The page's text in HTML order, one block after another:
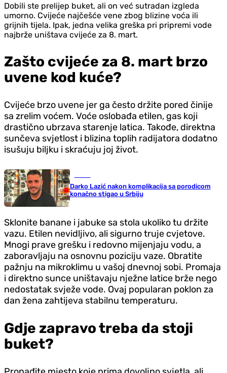
Dobili ste prelijep buket, ali on već sutradan izgleda
umorno. Cvijeće najčešće vene zbog blizine voća ili
grijnih tijela. Ipak, jedna velika greška pri pripremi vode
najbrže uništava cvijeće za 8. mart.
Zašto cvijeće za 8. mart brzo
uvene kod kuće?
Cvijeće brzo uvene jer ga često držite pored činije
sa zrelim voćem. Voće oslobađa etilen, gas koji
drastično ubrzava starenje latica. Takođe, direktna
sunčeva svjetlost i blizina toplih radijatora dodatno
isušuju biljku i skraćuju joj život.
Darko Lazić nakon komplikacija sa porodicom
konačno stigao u Srbiju
Sklonite banane i jabuke sa stola ukoliko tu držite
vazu. Etilen nevidljivo, ali sigurno truje cvjetove.
Mnogi prave grešku i redovno mijenjaju vodu, a
zaboravljaju na osnovnu poziciju vaze. Obratite
pažnju na mikroklimu u vašoj dnevnoj sobi. Promaja
i direktno sunce uništavaju nježne latice brže nego
nedostatak svježe vode. Ovaj popularan poklon za
dan žena zahtijeva stabilnu temperaturu.
Gdje zapravo treba da stoji
buket?